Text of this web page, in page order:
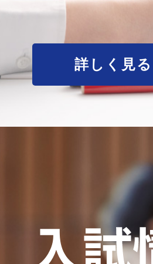
詳しく見る